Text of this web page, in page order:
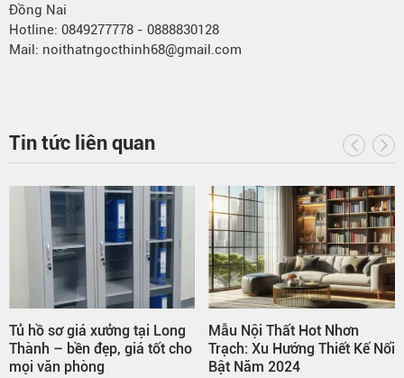
Đồng Nai
Hotline: 0849277778 - 0888830128
Mail: noithatngocthinh68@gmail.com
Tin tức liên quan
Tủ hồ sơ giá xưởng tại Long
Thành – bền đẹp, giá tốt cho
mọi văn phòng
Mẫu Nội Thất Hot Nhơn
Trạch: Xu Hướng Thiết Kế Nổi
Bật Năm 2024